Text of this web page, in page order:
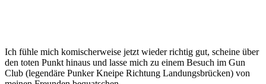
Ich fühle mich komischerweise jetzt wieder richtig gut, scheine über
den toten Punkt hinaus und lasse mich zu einem Besuch im Gun
Club (legendäre Punker Kneipe Richtung Landungsbrücken) von